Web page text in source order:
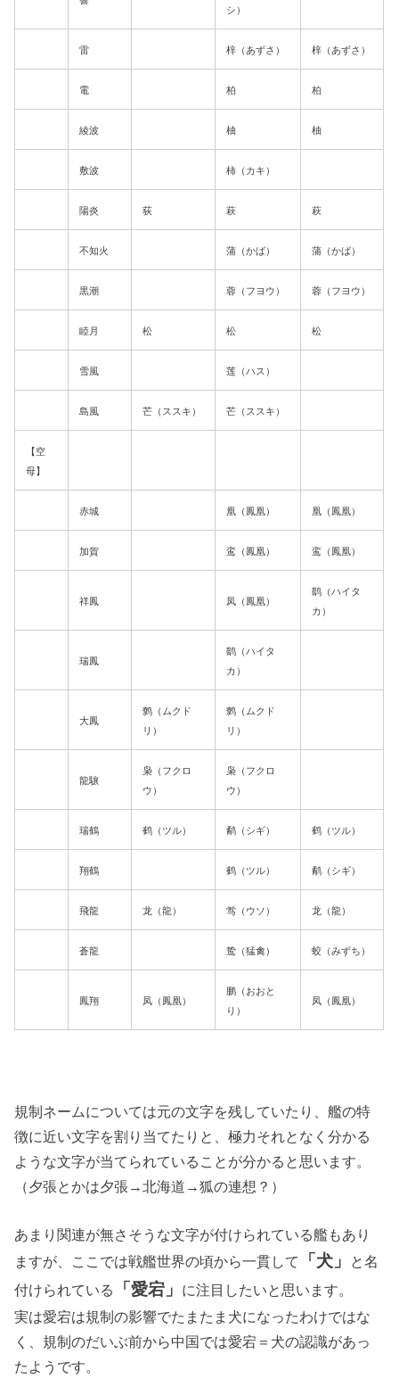
シ）
雷 梓（あずさ） 梓（あずさ）
電 柏 柏
綾波 柚 柚
敷波 柿（カキ）
陽炎 荻 萩 萩
不知火 蒲（かば） 蒲（かば）
黒潮 蓉（フヨウ） 蓉（フヨウ）
睦月 松 松 松
雪風 莲（ハス）
島風 芒（ススキ） 芒（ススキ）
【空
母】
赤城 凰（鳳凰） 凰（鳳凰）
加賀 鸾（鳳凰） 鸾（鳳凰）
祥鳳 凤（鳳凰）
鹞（ハイタ
カ）
瑞鳳
鹞（ハイタ
カ）
大鳳
鹩（ムクド
リ）
鹩（ムクド
リ）
龍驤
枭（フクロ
ウ）
枭（フクロ
ウ）
瑞鶴 鹤（ツル） 鹬（シギ） 鹤（ツル）
翔鶴 鹤（ツル） 鹬（シギ）
飛龍 龙（龍） 鸴（ウソ） 龙（龍）
蒼龍 鸷（猛禽） 蛟（みずち）
鳳翔 凤（鳳凰）
鹏（おおと
り）
凤（鳳凰）
規制ネームについては元の文字を残していたり、艦の特
徴に近い文字を割り当てたりと、極力それとなく分かる
ような文字が当てられていることが分かると思います。
（夕張とかは夕張→北海道→狐の連想？）
あまり関連が無さそうな文字が付けられている艦もあり
ますが、ここでは戦艦世界の頃から一貫して
「犬」
と名
付けられている
「愛宕」
に注目したいと思います。
実は愛宕は規制の影響でたまたま犬になったわけではな
く、規制のだいぶ前から中国では愛宕＝犬の認識があっ
たようです。